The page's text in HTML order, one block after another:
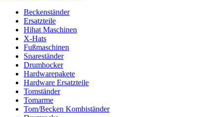
Beckenständer
Ersatzteile
Hihat Maschinen
X-Hats
Fußmaschinen
Snareständer
Drumhocker
Hardwarepakete
Hardware Ersatzteile
Tomständer
Tomarme
Tom/Becken Kombiständer